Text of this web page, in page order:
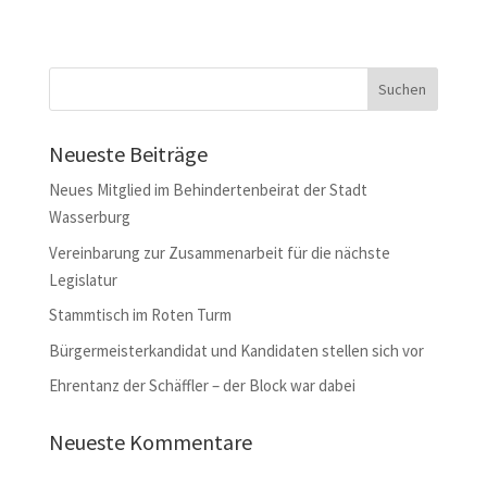
Neueste Beiträge
Neues Mitglied im Behindertenbeirat der Stadt
Wasserburg
Vereinbarung zur Zusammenarbeit für die nächste
Legislatur
Stammtisch im Roten Turm
Bürgermeisterkandidat und Kandidaten stellen sich vor
Ehrentanz der Schäffler – der Block war dabei
Neueste Kommentare